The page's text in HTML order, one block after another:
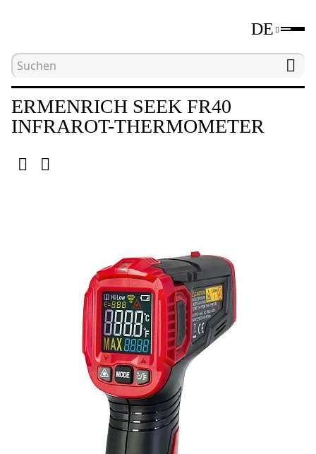
DE
Hauptseite
ERMENRICH SEEK FR40
INFRAROT-THERMOMETER